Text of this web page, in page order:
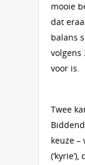
mooie
dat
balans
volgens
voor is.
Twee
keuze
(‘kyrie’),